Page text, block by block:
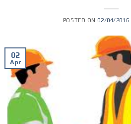
POSTED ON 02/04/2016
02
Apr